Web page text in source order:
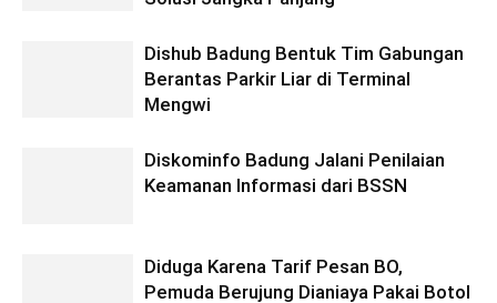
Dishub Badung Bentuk Tim Gabungan
Berantas Parkir Liar di Terminal
Mengwi
Diskominfo Badung Jalani Penilaian
Keamanan Informasi dari BSSN
Diduga Karena Tarif Pesan BO,
Pemuda Berujung Dianiaya Pakai Botol